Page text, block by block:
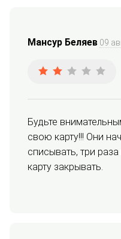
Мансур Беляев 09
Будьте
свою карту!!! Они
списывать, три
карту закрывать.